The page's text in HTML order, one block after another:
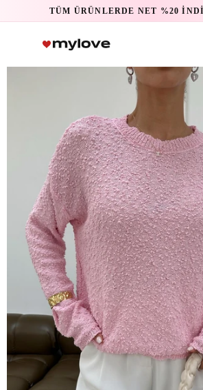
TÜM ÜRÜNLERDE NET %20